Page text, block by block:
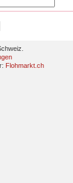
Flohmarkt.ch